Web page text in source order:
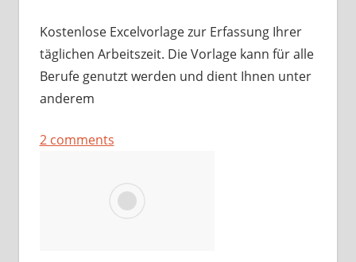
Kostenlose Excelvorlage zur Erfassung Ihrer
täglichen Arbeitszeit. Die Vorlage kann für alle
Berufe genutzt werden und dient Ihnen unter
anderem
2 comments